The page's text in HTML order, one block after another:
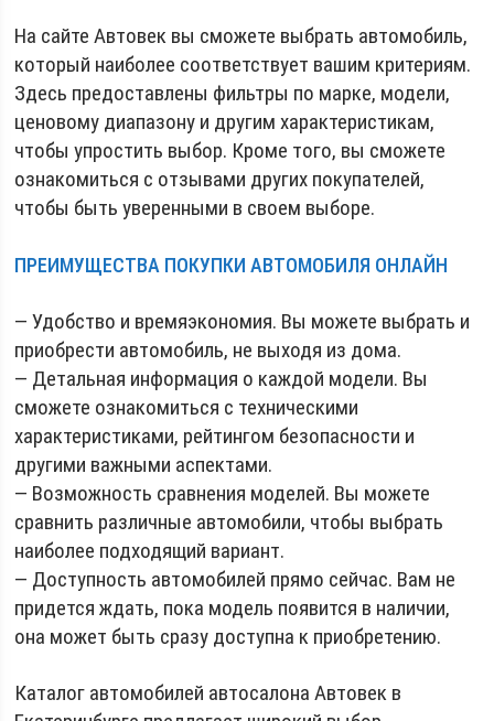
На сайте Автовек вы сможете выбрать автомобиль,
который наиболее соответствует вашим критериям.
Здесь предоставлены фильтры по марке, модели,
ценовому диапазону и другим характеристикам,
чтобы упростить выбор. Кроме того, вы сможете
ознакомиться с отзывами других покупателей,
чтобы быть уверенными в своем выборе.
ПРЕИМУЩЕСТВА ПОКУПКИ АВТОМОБИЛЯ ОНЛАЙН
— Удобство и времяэкономия. Вы можете выбрать и
приобрести автомобиль, не выходя из дома.
— Детальная информация о каждой модели. Вы
сможете ознакомиться с техническими
характеристиками, рейтингом безопасности и
другими важными аспектами.
— Возможность сравнения моделей. Вы можете
сравнить различные автомобили, чтобы выбрать
наиболее подходящий вариант.
— Доступность автомобилей прямо сейчас. Вам не
придется ждать, пока модель появится в наличии,
она может быть сразу доступна к приобретению.
Каталог автомобилей автосалона Автовек в